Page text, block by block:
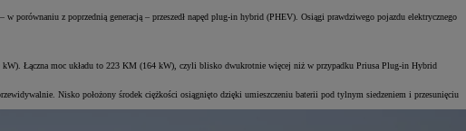
z poprzednią generacją – przeszedł napęd plug-in hybrid (PHEV). Osiągi prawdziwego pojazdu elektrycznego
Łączna moc układu to 223 KM (164 kW), czyli blisko dwukrotnie więcej niż w przypadku Priusa Plug-in Hybrid
Nisko położony środek ciężkości osiągnięto dzięki umieszczeniu baterii pod tylnym siedzeniem i przesunięciu